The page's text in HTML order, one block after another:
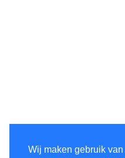
Wij maken gebruik